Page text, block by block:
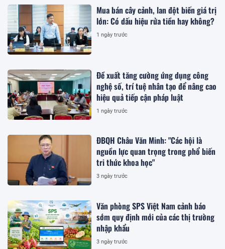
Mua bán cây cảnh, lan đột biến giá trị
lớn: Có dấu hiệu rửa tiền hay không?
1 ngày trước
Đề xuất tăng cường ứng dụng công
nghệ số, trí tuệ nhân tạo để nâng cao
hiệu quả tiếp cận pháp luật
1 ngày trước
ĐBQH Châu Văn Minh: "Các hội là
nguồn lực quan trọng trong phổ biến
tri thức khoa học"
3 ngày trước
Văn phòng SPS Việt Nam cảnh báo
sớm quy định mới của các thị trường
nhập khẩu
3 ngày trước